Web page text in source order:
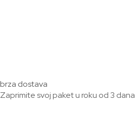
brza dostava
Zaprimite svoj paket u roku od 3 dana